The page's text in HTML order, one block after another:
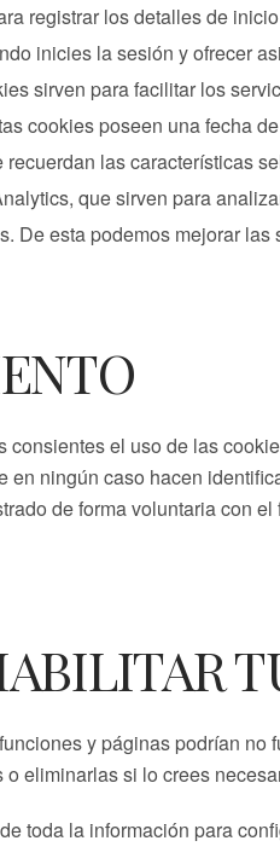
registrar los detalles de
inicies la sesión y ofrecer
sirven para facilitar los
cookies poseen una fecha
las características
que sirven para
De esta podemos mejorar
el uso de las
en ningún caso hacen
de forma voluntaria con
y páginas podrían
eliminarlas si lo crees
toda la información para